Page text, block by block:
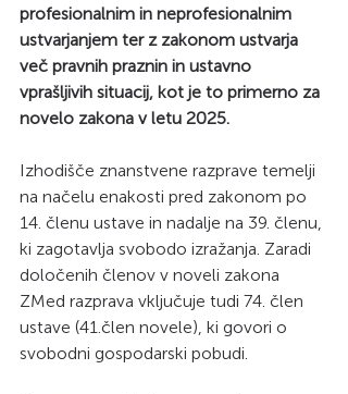
profesionalnim in neprofesionalnim
ustvarjanjem ter z zakonom ustvarja
več pravnih praznin in ustavno
vprašljivih situacij, kot je to primerno za
novelo zakona v letu 2025.
Izhodišče znanstvene razprave temelji
na načelu enakosti pred zakonom po
14. členu ustave in nadalje na 39. členu,
ki zagotavlja svobodo izražanja. Zaradi
določenih členov v noveli zakona
ZMed razprava vključuje tudi 74. člen
ustave (41.člen novele), ki govori o
svobodni gospodarski pobudi.